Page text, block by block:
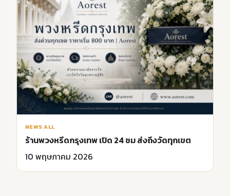
NEWS ALL
ร้านพวงหรีดกรุงเทพ เปิด 24 ชม ส่งถึงวัดทุกเขต
10 พฤษภาคม 2026